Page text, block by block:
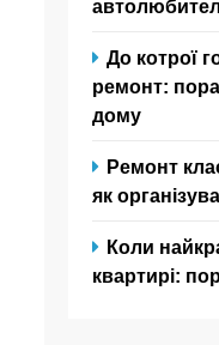
До котрої
ремонт:
дому
Ремонт
як
Коли
квартирі: